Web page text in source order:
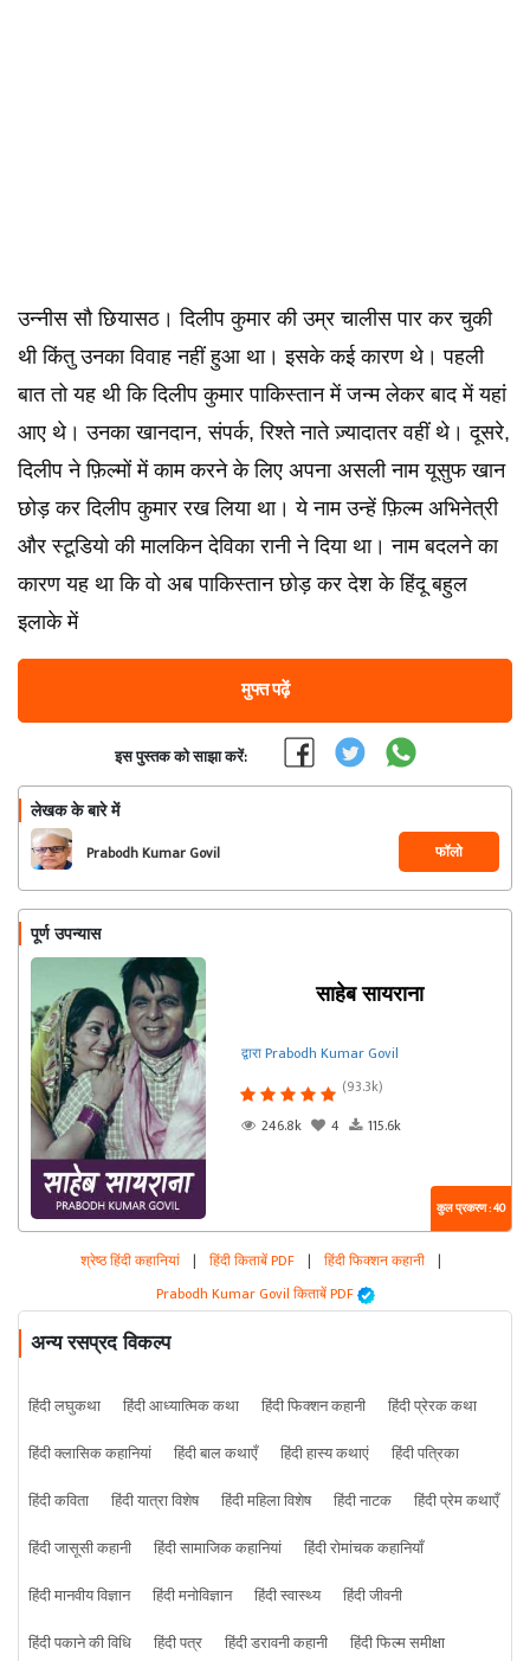
उन्नीस सौ छियासठ। दिलीप कुमार की उम्र चालीस पार कर चुकी
थी किंतु उनका विवाह नहीं हुआ था। इसके कई कारण थे। पहली
बात तो यह थी कि दिलीप कुमार पाकिस्तान में जन्म लेकर बाद में यहां
आए थे। उनका खानदान, संपर्क, रिश्ते नाते ज़्यादातर वहीं थे। दूसरे,
दिलीप ने फ़िल्मों में काम करने के लिए अपना असली नाम यूसुफ खान
छोड़ कर दिलीप कुमार रख लिया था। ये नाम उन्हें फ़िल्म अभिनेत्री
और स्टूडियो की मालकिन देविका रानी ने दिया था। नाम बदलने का
कारण यह था कि वो अब पाकिस्तान छोड़ कर देश के हिंदू बहुल
इलाके में
मुफ्त पढ़ें
इस पुस्तक को साझा करें:
लेखक के बारे में
Prabodh Kumar Govil फॉलो
पूर्ण उपन्यास
साहेब सायराना
द्वारा Prabodh Kumar Govil
(93.3k)
246.8k
4 115.6k
कुल प्रकरण : 40
श्रेष्ठ हिंदी कहानियां | हिंदी किताबें PDF | हिंदी फिक्शन कहानी |
Prabodh Kumar Govil किताबें PDF
अन्य रसप्रद विकल्प
हिंदी लघुकथा हिंदी आध्यात्मिक कथा हिंदी फिक्शन कहानी
हिंदी प्रेरक कथा
हिंदी क्लासिक कहानियां
हिंदी बाल कथाएँ हिंदी हास्य कथाएं
हिंदी पत्रिका
हिंदी कविता
हिंदी यात्रा विशेष हिंदी महिला विशेष हिंदी नाटक
हिंदी प्रेम कथाएँ
हिंदी जासूसी कहानी
हिंदी सामाजिक कहानियां
हिंदी रोमांचक कहानियाँ
हिंदी मानवीय विज्ञान
हिंदी मनोविज्ञान हिंदी स्वास्थ्य
हिंदी जीवनी
हिंदी पकाने की विधि
हिंदी पत्र हिंदी डरावनी कहानी हिंदी फिल्म समीक्षा